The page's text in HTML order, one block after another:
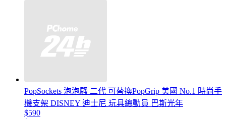
PopSockets 泡泡騷 二代 可替換PopGrip 美國 No.1 時尚手
機支架 DISNEY 迪士尼 玩具總動員 巴斯光年
$590